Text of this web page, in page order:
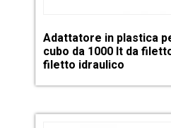
Adattatore in plastica
cubo da 1000 lt da
filetto idraulico